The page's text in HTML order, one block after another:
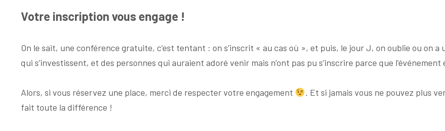
Votre inscription vous engage !
On le sait, une conférence gratuite, c’est tentant : on s’inscrit « au cas où », et puis, le jour J, on oublie ou on
qui s’investissent, et des personnes qui auraient adoré venir mais n’ont pas pu s’inscrire parce que
Alors, si vous réservez une place, merci de respecter votre engagement
. Et si jamais vous ne pouvez plus
fait toute la différence !